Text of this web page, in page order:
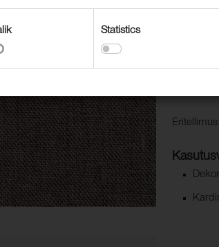
Bologna
klambri
See
Meie
Statistics